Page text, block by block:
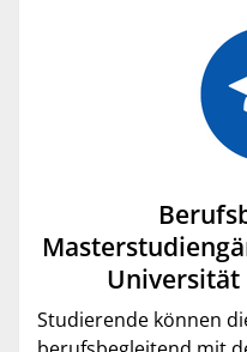
Universität
Studierende können